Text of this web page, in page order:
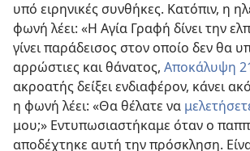
υπό ειρηνικές συνθήκες. Κατόπιν, η
φωνή λέει: «Η Αγία Γραφή δίνει την
γίνει παράδεισος στον οποίο δεν θα
αρρώστιες και θάνατος, Αποκάλυψη
ακροατής δείξει ενδιαφέρον, κάνει
η φωνή λέει: «Θα θέλατε να
μου;» Εντυπωσιαστήκαμε όταν ο
αποδέχτηκε αυτή την πρόσκληση.